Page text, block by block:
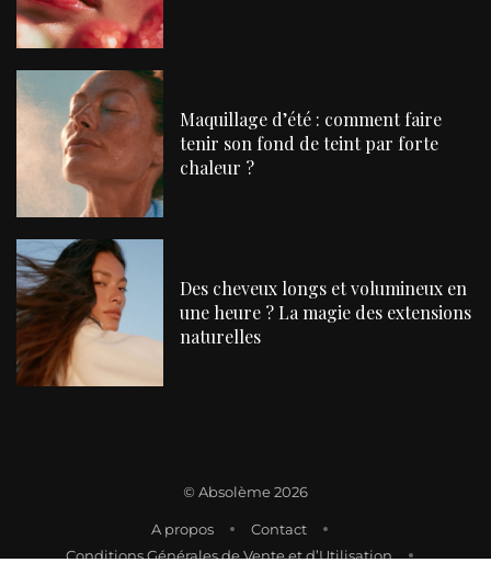
Maquillage d’été : comment faire
tenir son fond de teint par forte
chaleur ?
Des cheveux longs et volumineux en
une heure ? La magie des extensions
naturelles
© Absolème 2026
A propos
Contact
Conditions Générales de Vente et d’Utilisation